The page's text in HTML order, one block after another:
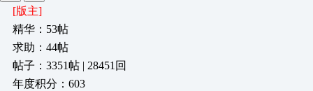
[版主]
精华：53帖
求助：44帖
帖子：3351帖 | 28451回
年度积分：603